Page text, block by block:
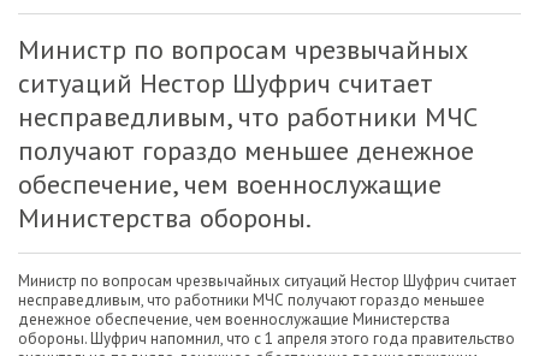
Министр по вопросам чрезвычайных
ситуаций Нестор Шуфрич считает
несправедливым, что работники МЧС
получают гораздо меньшее денежное
обеспечение, чем военнослужащие
Министерства обороны.
Министр по вопросам чрезвычайных ситуаций Нестор Шуфрич считает
несправедливым, что работники МЧС получают гораздо меньшее
денежное обеспечение, чем военнослужащие Министерства
обороны. Шуфрич напомнил, что с 1 апреля этого года правительство